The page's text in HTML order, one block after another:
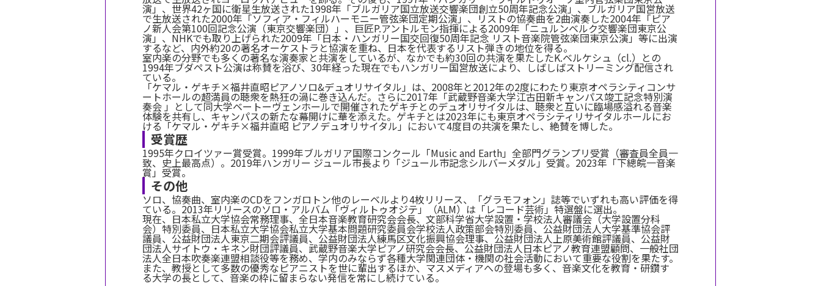
演」、世界42ヶ国に衛星生放送された1998年「ブルガリア国立放送交響楽団創立50周年記念公演」、ブルガリア国営放送
で生放送された2000年「ソフィア・フィルハーモニー管弦楽団定期公演」、リストの協奏曲を2曲演奏した2004年「ピア
ノ新人会第100回記念公演（東京交響楽団）」、巨匠P.アントルモン指揮による2009年「ニュルンベルク交響楽団東京公
演」、NHKでも取り上げられた2009年「日本・ハンガリー国交回復50周年記念 リスト音楽院管弦楽団東京公演」等に出演
するなど、内外約20の著名オーケストラと協演を重ね、日本を代表するリスト弾きの地位を得る。
室内楽の分野でも多くの著名な演奏家と共演をしているが、なかでも約30回の共演を果たしたK.ベルケシュ（cl.）との
1994年ブダペスト公演は称賛を浴び、30年経った現在でもハンガリー国営放送により、しばしばストリーミング配信され
ている。
「ケマル・ゲキチ×福井直昭ピアノソロ&デュオリサイタル」は、2008年と2012年の2度にわたり東京オペラシティコンサ
ートホールの超満員の聴衆を熱狂の渦に巻き込んだ。さらに2017年「武蔵野音楽大学江古田新キャンパス竣工記念特別演
奏会 」として同大学ベートーヴェンホールで開催されたゲキチとのデュオリサイタルは、聴衆と互いに臨場感溢れる音楽
体験を共有し、キャンパスの新たな幕開けに華を添えた。ゲキチとは2023年にも東京オペラシティリサイタルホールにお
ける「ケマル・ゲキチ×福井直昭 ピアノデュオリサイタル」において4度目の共演を果たし、絶賛を博した。
受賞歴
1995年クロイツァー賞受賞。1999年ブルガリア国際コンクール「Music and Earth」全部門グランプリ受賞（審査員全員一
致、史上最高点）。2019年ハンガリー ジュール市長より「ジュール市記念シルバーメダル」受賞。2023年「下總皖一音楽
賞」受賞。
その他
ソロ、協奏曲、室内楽のCDをフンガロトン他のレーベルより4枚リリース、「グラモフォン」誌等でいずれも高い評価を得
ている。2013年リリースのソロ・アルバム「ヴィルトゥオジテ」（ALM）は「レコード芸術」特選盤に選出。
現在、日本私立大学協会常務理事、全日本音楽教育研究会会長、文部科学省大学設置・学校法人審議会（大学設置分科
会）特別委員、日本私立大学協会私立大学基本問題研究委員会学校法人政策部会特別委員、公益財団法人大学基準協会評
議員、公益財団法人東京二期会評議員、公益財団法人練馬区文化振興協会理事、公益財団法人上原美術館評議員、公益財
団法人サイトウ・キネン財団評議員、武蔵野音楽大学ピアノ研究会会長、公益財団法人日本ピアノ教育連盟顧問、一般社団
法人全日本吹奏楽連盟相談役等を務め、学内のみならず各種大学関連団体・機関の社会活動において重要な役割を果たす。
また、教授として多数の優秀なピアニストを世に輩出するほか、マスメディアへの登場も多く、音楽文化を教育・研鑽す
る大学の長として、音楽の枠に留まらない発信を常にし続けている。